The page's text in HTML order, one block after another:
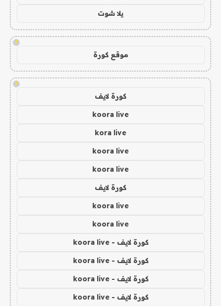
يلا شوت
!
موقع كورة
!
كورة لايف
koora live
kora live
koora live
koora live
كورة لايف
koora live
koora live
كورة لايف - koora live
كورة لايف - koora live
كورة لايف - koora live
كورة لايف - koora live